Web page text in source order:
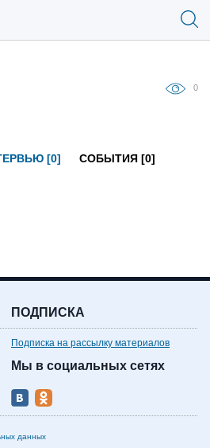
0
[0]
СОБЫТИЯ [0]
ПОДПИСКА
Подписка на рассылку материалов
Мы в социальных сетях
данных